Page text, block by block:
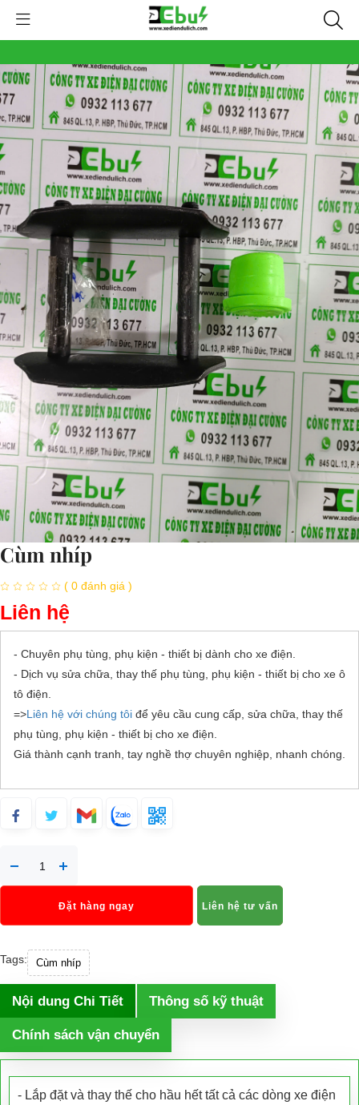
Cùm nhíp
( 0 đánh giá )
Liên hệ
- Chuyên phụ tùng, phụ kiện - thiết bị dành cho xe điện.
- Dịch vụ sửa chữa, thay thế phụ tùng, phụ kiện - thiết bị cho xe ô
tô điện.
=>Liên hệ với chúng tôi để yêu cầu cung cấp, sửa chữa, thay thế
phụ tùng, phụ kiện - thiết bị cho xe điện.
Giá thành cạnh tranh, tay nghề thợ chuyên nghiệp, nhanh chóng.
Đặt hàng ngay Liên hệ tư vấn
Tags: Cùm nhíp
Nội dung Chi Tiết Thông số kỹ thuật
Chính sách vận chuyển
- Lắp đặt và thay thế cho hầu hết tất cả các dòng xe điện